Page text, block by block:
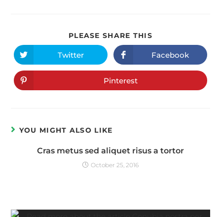
PLEASE SHARE THIS
Twitter Facebook
Pinterest
YOU MIGHT ALSO LIKE
Cras metus sed aliquet risus a tortor
October 25, 2016